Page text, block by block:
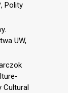
Polity
UW,
Cultural